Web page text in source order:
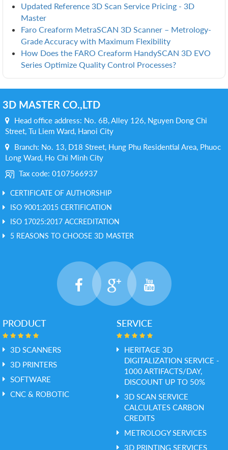
Updated Reference 3D Scan Service Pricing - 3D
Master
Faro Creaform MetraSCAN 3D Scanner – Metrology-
Grade Accuracy with Maximum Flexibility
How Does the FARO Creaform HandySCAN 3D EVO
Series Optimize Quality Control Processes?
3D MASTER CO.,LTD
Head office address: No. 6B, Alley 126, Nguyen Dong Chi
Street, Tu Liem Ward, Hanoi City
Branch: No. 13, D18 Street, Hung Phu Residential Area, Phuoc
Long Ward, Ho Chi Minh City
Tax code: 0107566937
CERTIFICATE OF AUTHORSHIP
ISO 9001:2015 CERTIFICATION
ISO 17025:2017 ACCREDITATION
5 REASONS TO CHOOSE 3D MASTER
PRODUCT
3D SCANNERS
3D PRINTERS
SOFTWARE
CNC & ROBOTIC
SERVICE
HERITAGE 3D
DIGITALIZATION SERVICE -
1000 ARTIFACTS/DAY,
DISCOUNT UP TO 50%
3D SCAN SERVICE
CALCULATES CARBON
CREDITS
METROLOGY SERVICES
3D PRINTING SERVICES